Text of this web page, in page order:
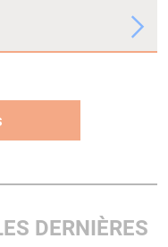
DERNIÈRES